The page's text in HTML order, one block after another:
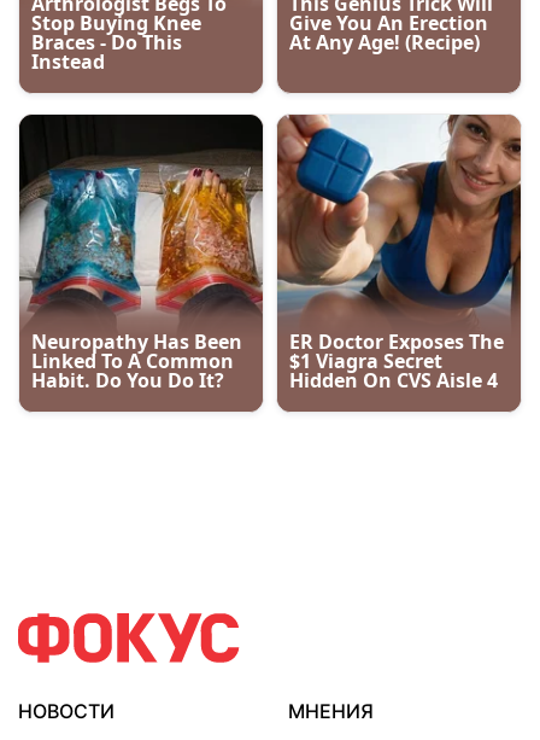
НОВОСТИ
МНЕНИЯ